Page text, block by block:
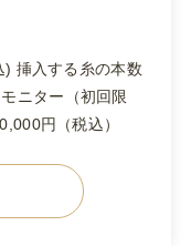
挿入する糸の本数
ニター（初回限
円（税込）